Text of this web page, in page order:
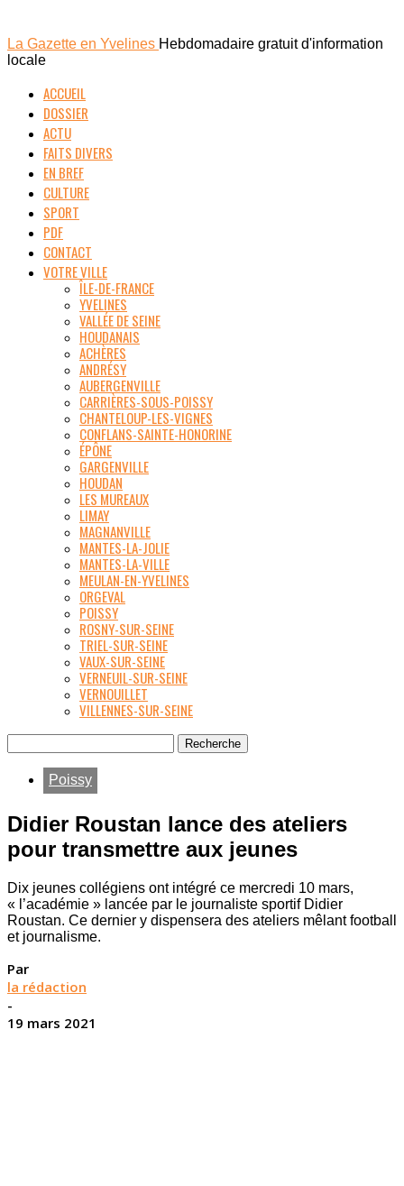
La Gazette en Yvelines Hebdomadaire gratuit d'information
locale
ACCUEIL
DOSSIER
ACTU
FAITS DIVERS
EN BREF
CULTURE
SPORT
PDF
CONTACT
VOTRE VILLE
ÎLE-DE-FRANCE
YVELINES
VALLÉE DE SEINE
HOUDANAIS
ACHÈRES
ANDRÉSY
AUBERGENVILLE
CARRIÈRES-SOUS-POISSY
CHANTELOUP-LES-VIGNES
CONFLANS-SAINTE-HONORINE
ÉPÔNE
GARGENVILLE
HOUDAN
LES MUREAUX
LIMAY
MAGNANVILLE
MANTES-LA-JOLIE
MANTES-LA-VILLE
MEULAN-EN-YVELINES
ORGEVAL
POISSY
ROSNY-SUR-SEINE
TRIEL-SUR-SEINE
VAUX-SUR-SEINE
VERNEUIL-SUR-SEINE
VERNOUILLET
VILLENNES-SUR-SEINE
Poissy
Didier Roustan lance des ateliers
pour transmettre aux jeunes
Dix jeunes collégiens ont intégré ce mercredi 10 mars,
« l’académie » lancée par le journaliste sportif Didier
Roustan. Ce dernier y dispensera des ateliers mêlant football
et journalisme.
Par
la rédaction
-
19 mars 2021